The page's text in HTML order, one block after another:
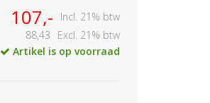
107,-
Incl. 21% btw
88,43
Excl. 21% btw
Artikel is op voorraad